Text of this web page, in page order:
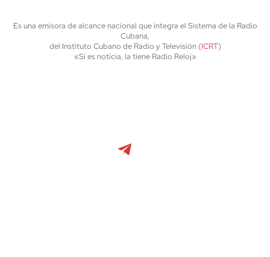
Es una emisora de alcance nacional que integra el Sistema de la Radio
Cubana,
del Instituto Cubano de Radio y Televisión (ICRT)
«Si es noticia, la tiene Radio Reloj»